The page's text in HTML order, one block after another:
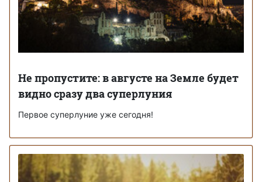
Не пропустите: в августе на Земле будет
видно сразу два суперлуния
Первое суперлуние уже сегодня!